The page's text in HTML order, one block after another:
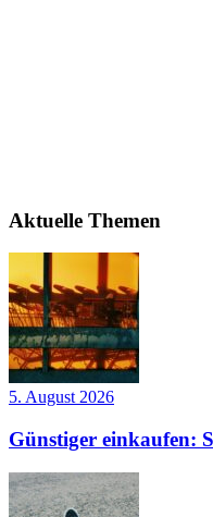
Aktuelle Themen
5. August 2026
Günstiger einkaufen: